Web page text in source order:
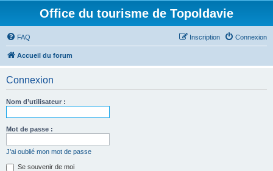
Office du tourisme de Topoldavie
FAQ Connexion
Inscription
Accueil du forum
Connexion
Nom d’utilisateur :
Mot de passe :
J’ai oublié mon mot de passe
Se souvenir de moi